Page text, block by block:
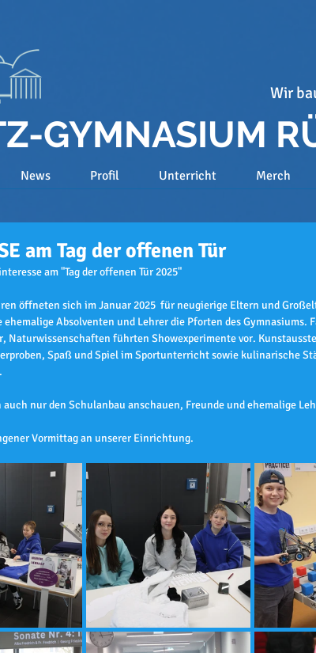
Wir
GYMNASIUM
News Profil Unterricht Merch
am Tag der offenen Tür
am "Tag der offenen Tür 2025"
öffneten sich im Januar 2025  für neugierige Eltern und
ehemalige Absolventen und Lehrer die Pforten des Gymnasiums.
Naturwissenschaften führten Showexperimente vor.
Spaß und Spiel im Sportunterricht sowie kulinarische
nur den Schulanbau anschauen, Freunde und ehemalige
Vormittag an unserer Einrichtung.